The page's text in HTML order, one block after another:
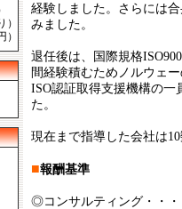
経験しました。さらには
みました。
退任後は、国際規格
間経験積むためノルウェ
ISO認証取得支援機構の一
た。
現在まで指導した会社は
■報酬基準
◎コンサルティング・・